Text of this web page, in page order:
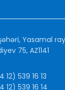
Yasamal
75, AZ1141
12) 539 16 13
12) 539 16 14